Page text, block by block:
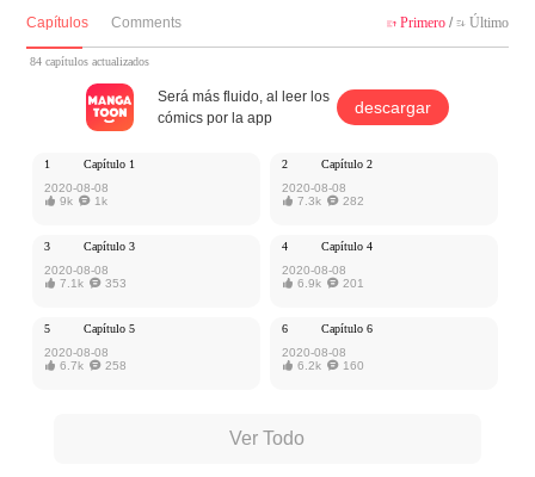
han encontrado innumerables obstáculos, y pronto las conspiraciones se revelaría
MangaToon tiene autorización de iQiyi Comics para publicar esa obra, el contenid
o del mismo representa el punto de vista del autor, y no el de MangaToon.
Capítulos Comments  Primero/  Último
84 capítulos actualizados
Será más fluido, al leer los
cómics por la app
descargar
1
Capítulo 1
2020-08-08
 9k 1k
2
Capítulo 2
2020-08-08
 7.3k 282
3
Capítulo 3
2020-08-08
 7.1k 353
4
Capítulo 4
2020-08-08
 6.9k 201
5
Capítulo 5
2020-08-08
 6.7k 258
6
Capítulo 6
2020-08-08
 6.2k 160
Ver Todo